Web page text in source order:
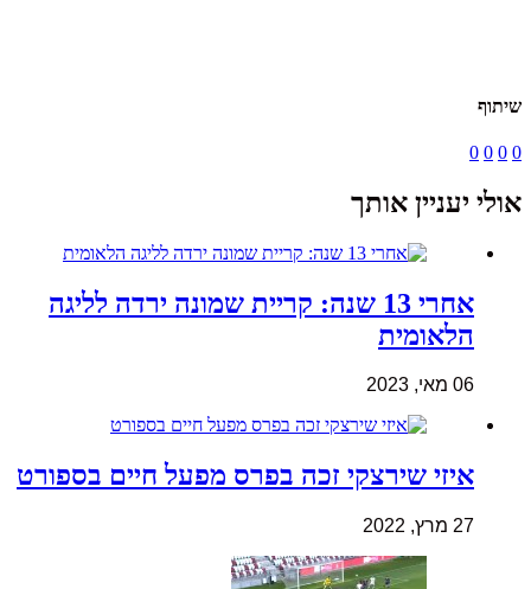
שיתוף
0
0
0
0
אולי יעניין אותך
אחרי 13 שנה: קריית שמונה ירדה לליגה
הלאומית
06 מאי, 2023
איזי שירצקי זכה בפרס מפעל חיים בספורט
27 מרץ, 2022